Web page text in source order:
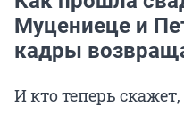
Муцениеце и
кадры
И кто теперь